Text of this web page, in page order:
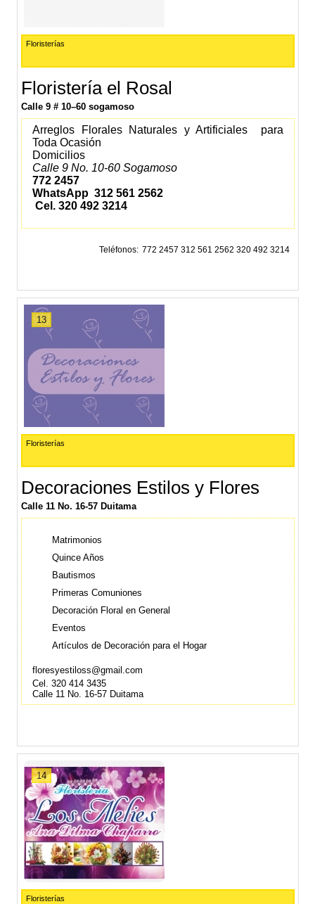
Floristerías
Floristería el Rosal
Calle 9 # 10–60 sogamoso
Arreglos Florales Naturales y Artificiales para
Toda Ocasión
Domicilios
Calle 9 No. 10-60 Sogamoso
772 2457
WhatsApp 312 561 2562
Cel.320 492 3214
Teléfonos 772 2457 312 561 2562 320 492 3214
13
Floristerías
Decoraciones Estilos y Flores
Calle 11 No. 16-57 Duitama
Matrimonios
Quince Años
Bautismos
Primeras Comuniones
Decoración Floral en General
Eventos
Artículos de Decoración para el Hogar
floresyestiloss@gmail.com
Cel. 320 414 3435
Calle 11 No. 16-57 Duitama
14
Floristerías